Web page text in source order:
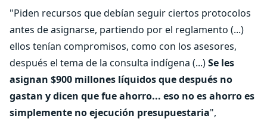
"Piden recursos que debían seguir ciertos protocolos
antes de asignarse, partiendo por el reglamento (...)
ellos tenían compromisos, como con los asesores,
después el tema de la consulta indígena (...)Se les
asignan $900 millones líquidos que después no
gastan y dicen que fue ahorro... eso no es ahorro es
simplemente no ejecución presupuestaria",